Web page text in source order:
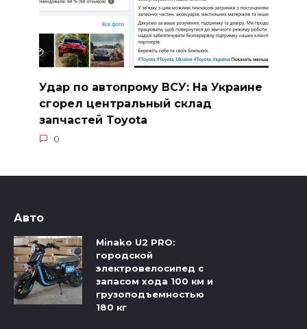
Удар по автопрому ВСУ: На Украине
сгорел центральный склад
запчастей Toyota
0
Авто
Minako U2 PRO:
городской
электровелосипед с
запасом хода 100 км и
грузоподъемностью
180 кг